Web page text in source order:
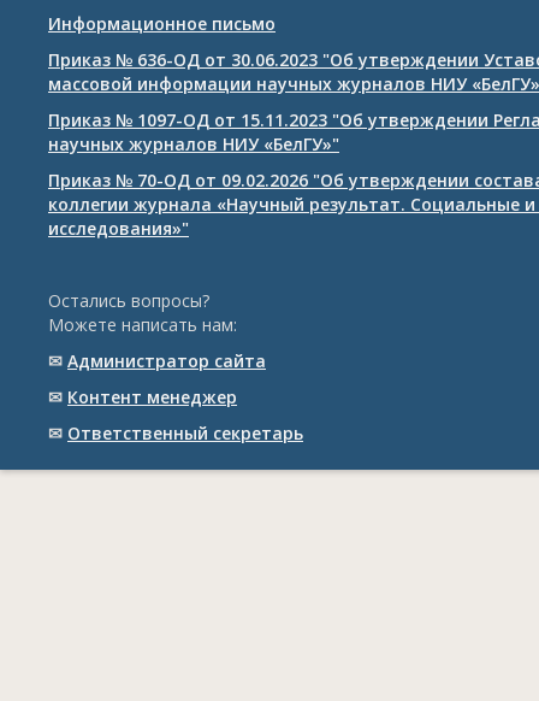
Информационное письмо
Приказ № 636-ОД от 30.06.2023 "Об утверждении
массовой информации научных журналов НИУ «БелГУ»
Приказ № 1097-ОД от 15.11.2023 "Об утверждении
научных журналов НИУ «БелГУ»"
Приказ № 70-ОД от 09.02.2026 "Об утверждении
коллегии журнала «Научный результат. Социальные
исследования»"
Остались вопросы?
Можете написать нам:
✉ Администратор сайта
✉ Контент менеджер
✉ Ответственный cекретарь